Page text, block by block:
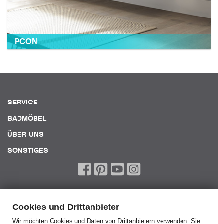
Cookies und Drittanbieter
Wir möchten Cookies und Daten von Drittanbietern verwenden. Sie
PCON
SERVICE
BADMÖBEL
ÜBER UNS
SONSTIGES